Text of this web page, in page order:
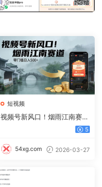
短视频
视频号新风口！烟雨江南赛
5
54xg.com 2026-03-27